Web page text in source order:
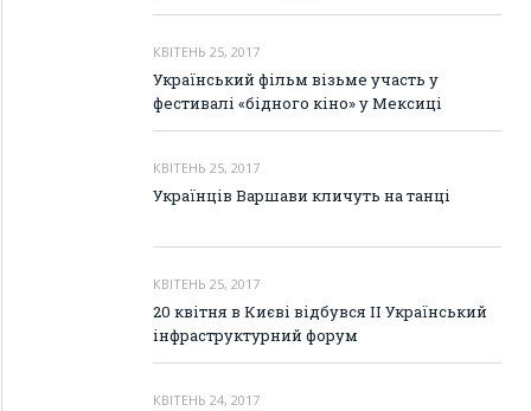
КВІТЕНЬ 25, 2017
Український фільм візьме участь у
фестивалі «бідного кіно» у Мексиці
КВІТЕНЬ 25, 2017
Українців Варшави кличуть на танці
КВІТЕНЬ 25, 2017
20 квітня в Києві відбувся II Український
інфраструктурний форум
КВІТЕНЬ 24, 2017